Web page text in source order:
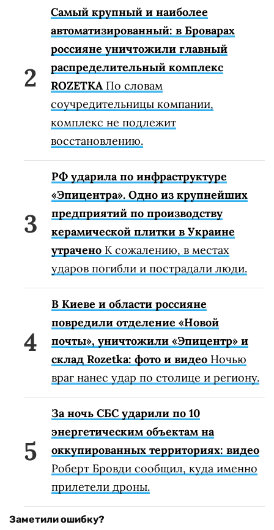
Самый крупный и наиболее
автоматизированный: в Броварах
россияне уничтожили главный
распределительный комплекс
ROZETKA По словам
соучредительницы компании,
комплекс не подлежит
восстановлению.
РФ ударила по инфраструктуре
«Эпицентра». Одно из крупнейших
предприятий по производству
керамической плитки в Украине
утрачено К сожалению, в местах
ударов погибли и пострадали люди.
В Киеве и области россияне
повредили отделение «Новой
почты», уничтожили «Эпицентр» и
склад Rozetka: фото и видео Ночью
враг нанес удар по столице и региону.
За ночь СБС ударили по 10
энергетическим объектам на
оккупированных территориях: видео
Роберт Бровди сообщил, куда именно
прилетели дроны.
Заметили ошибку?